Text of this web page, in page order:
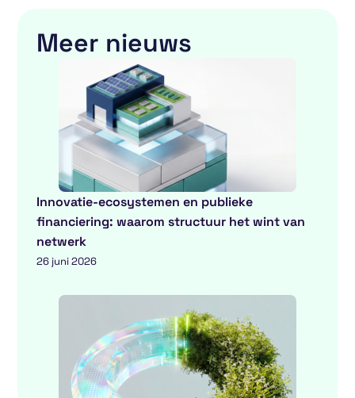
Meer nieuws
Innovatie-ecosystemen en publieke
financiering: waarom structuur het wint van
netwerk
26 juni 2026